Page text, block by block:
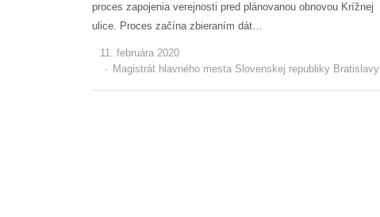
proces zapojenia verejnosti pred plánovanou obnovou Krížnej
ulice. Proces začína zbieraním dát…
11. februára 2020
Autor/ka
Magistrát hlavného mesta Slovenskej republiky Bratislavy